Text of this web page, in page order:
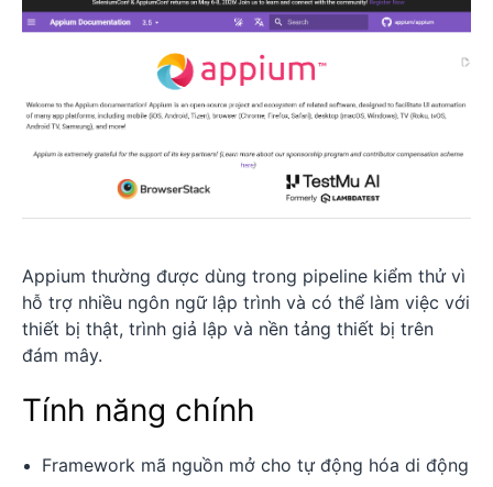
Appium thường được dùng trong pipeline kiểm thử vì
hỗ trợ nhiều ngôn ngữ lập trình và có thể làm việc với
thiết bị thật, trình giả lập và nền tảng thiết bị trên
đám mây.
Tính năng chính
Framework mã nguồn mở cho tự động hóa di động